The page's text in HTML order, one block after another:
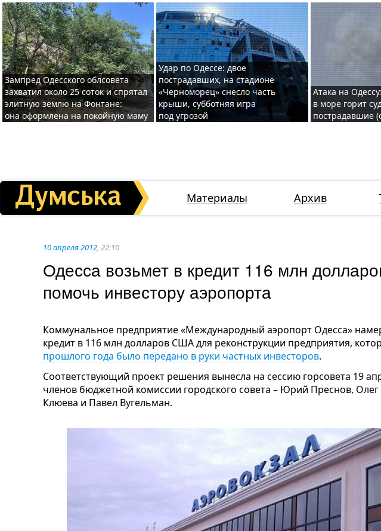
Зампред Одесского облсовета
захватил около 25 соток и спрятал
элитную землю на Фонтане:
она оформлена на покойную маму
Удар по Одессе: двое
пострадавших, на стадионе
«Черноморец» снесло часть
крыши, субботняя игра
под угрозой
Атака на
в море горит
пострадавшие
Материалы Архив
10 апреля 2012, 22:10
Одесса возьмет в кредит 116 млн
помочь инвестору аэропорта
Коммунальное предприятие «Международный аэропорт Одесса»
кредит в 116 млн долларов США для реконструкции предприятия,
прошлого года было передано в руки частных инвесторов.
Соответствующий проект решения вынесла на сессию горсовета 19
членов бюджетной комиссии городского совета – Юрий Преснов,
Клюева и Павел Вугельман.